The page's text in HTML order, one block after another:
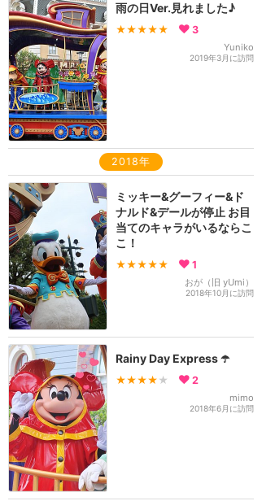
雨の日Ver.見れました♪
★★★★★ 3
Yuniko
2019年3月に訪問
2018年
ミッキー&グーフィー&ド
ナルド&デールが停止 お目
当てのキャラがいるならこ
こ！
★★★★★ 1
おが（旧 yUmi）
2018年10月に訪問
Rainy Day Express ☂️
★★★★ ★ 2
mimo
2018年6月に訪問